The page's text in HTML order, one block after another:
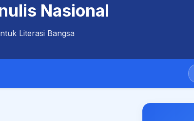
Nasional
Literasi Bangsa